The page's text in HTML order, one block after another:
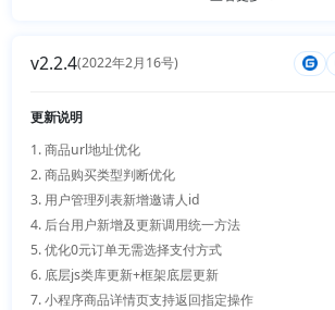
13. 门店支持独立登录页、扫描录单、新增扩展模块
14. 智能工具插件新增商品详情信息提示
v2.2.4(2022年2月16号)
更新说明
1. 商品url地址优化
2. 商品购买类型判断优化
3. 用户管理列表新增邀请人id
4. 后台用户新增及更新调用统一方法
5. 优化0元订单无需选择支付方式
6. 底层js类库更新+框架底层更新
7. 小程序商品详情页支持返回指定操作